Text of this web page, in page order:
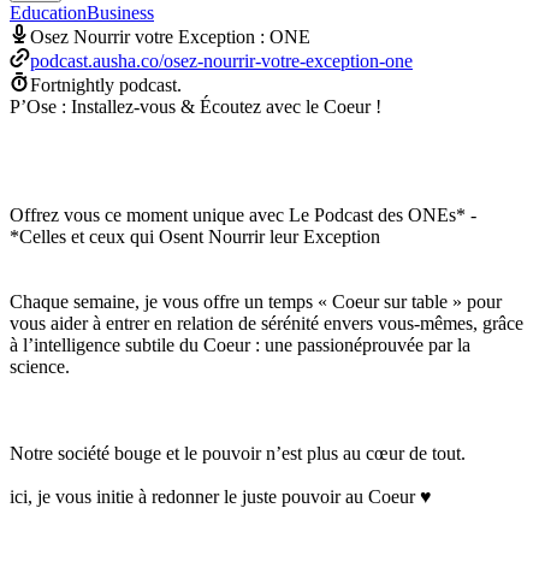
EducationBusiness
Osez Nourrir votre Exception : ONE
podcast.ausha.co/osez-nourrir-votre-exception-one
Fortnightly podcast.
P’Ose : Installez-vous & Écoutez avec le Coeur !
Offrez vous ce moment unique avec Le Podcast des ONEs* -
*Celles et ceux qui Osent Nourrir leur Exception
Chaque semaine, je vous offre un temps « Coeur sur table » pour
vous aider à entrer en relation de sérénité envers vous-mêmes, grâce
à l’intelligence subtile du Coeur : une passionéprouvée par la
science.
Notre société bouge et le pouvoir n’est plus au cœur de tout.
ici, je vous initie à redonner le juste pouvoir au Coeur ♥️